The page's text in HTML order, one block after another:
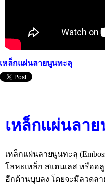
เหล็กแผ่นลายนูนทะลุ
เหล็กแผ่นลา
เหล็กแผ่นลายนูนทะลุ
โลหะเหล็ก สแตนเลส หรือ
อีกด้านบุบลง โดยจะมีลวดล